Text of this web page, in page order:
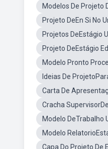
Modelos De Projeto
Projeto DeEn Si No
Projetos DeEstágio
Projeto DeEstágio
Modelo Pronto
Ideias De
Carta De
Cracha
Modelo DeTrabalho
Modelo
Capa Do Projeto De